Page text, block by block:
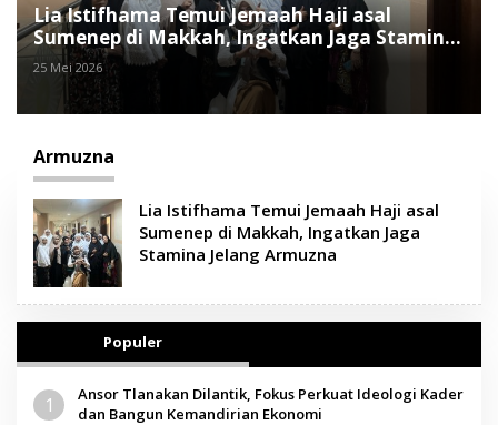
Lia Istifhama Temui Jemaah Haji asal
Sumenep di Makkah, Ingatkan Jaga Stamina
Jelang Armuzna
25 Mei 2026
Armuzna
Lia Istifhama Temui Jemaah Haji asal
Sumenep di Makkah, Ingatkan Jaga
Stamina Jelang Armuzna
Populer
1
Ansor Tlanakan Dilantik, Fokus Perkuat Ideologi Kader
dan Bangun Kemandirian Ekonomi